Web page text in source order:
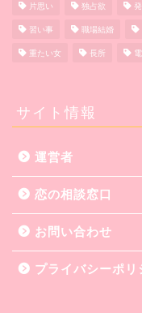
片思い 独占欲
習い事 職場結婚
重たい女 長所
サイト情報
運営者
恋の相談窓口
お問い合わせ
プライバシーポリ